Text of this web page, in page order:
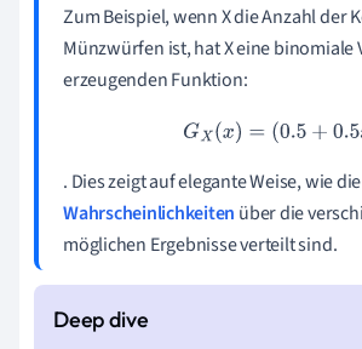
Zum Beispiel, wenn X die Anzahl der
Münzwürfen ist, hat X eine binomiale
erzeugenden Funktion:
GX( x)= (0.5+ 0.5 x)4
. Dies zeigt auf elegante Weise, wie die
Wahrscheinlichkeiten über die
möglichen Ergebnisse verteilt sind.